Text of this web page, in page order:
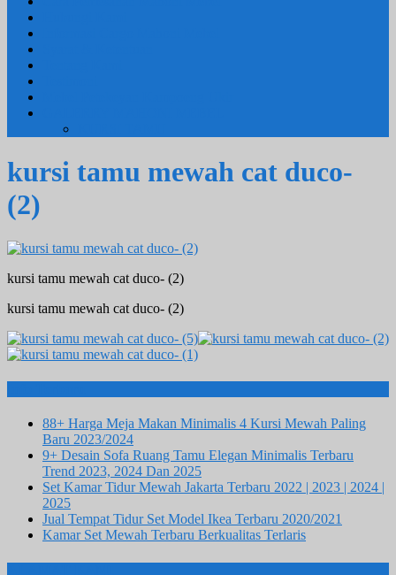
kursi tamu mewah cat duco-
(2)
kursi tamu mewah cat duco- (2)
kursi tamu mewah cat duco- (2)
88+ Harga Meja Makan Minimalis 4 Kursi Mewah Paling
Baru 2023/2024
9+ Desain Sofa Ruang Tamu Elegan Minimalis Terbaru
Trend 2023, 2024 Dan 2025
Set Kamar Tidur Mewah Jakarta Terbaru 2022 | 2023 | 2024 |
2025
Jual Tempat Tidur Set Model Ikea Terbaru 2020/2021
Kamar Set Mewah Terbaru Berkualitas Terlaris